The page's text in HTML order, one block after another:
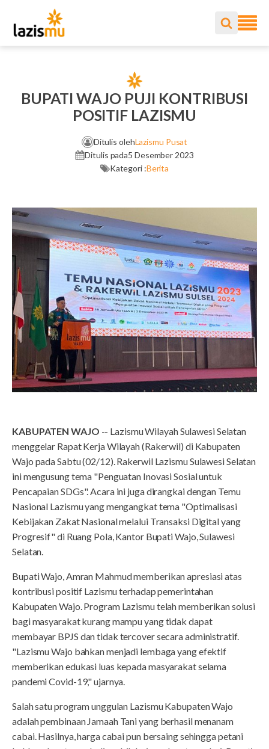
BUPATI WAJO PUJI KONTRIBUSI
POSITIF LAZISMU
Ditulis olehLazismu Pusat
Ditulis pada5 Desember 2023
Kategori :Berita
KABUPATEN WAJO -- Lazismu Wilayah Sulawesi Selatan
menggelar Rapat Kerja Wilayah (Rakerwil) di Kabupaten
Wajo pada Sabtu (02/12). Rakerwil Lazismu Sulawesi Selatan
ini mengusung tema "Penguatan Inovasi Sosial untuk
Pencapaian SDGs". Acara ini juga dirangkai dengan Temu
Nasional Lazismu yang mengangkat tema "Optimalisasi
Kebijakan Zakat Nasional melalui Transaksi Digital yang
Progresif" di Ruang Pola, Kantor Bupati Wajo, Sulawesi
Selatan.
Bupati Wajo, Amran Mahmud memberikan apresiasi atas
kontribusi positif Lazismu terhadap pemerintahan
Kabupaten Wajo. Program Lazismu telah memberikan solusi
bagi masyarakat kurang mampu yang tidak dapat
membayar BPJS dan tidak tercover secara administratif.
"Lazismu Wajo bahkan menjadi lembaga yang efektif
memberikan edukasi luas kepada masyarakat selama
pandemi Covid-19," ujarnya.
Salah satu program unggulan Lazismu Kabupaten Wajo
adalah pembinaan Jamaah Tani yang berhasil menanam
cabai. Hasilnya, harga cabai pun bersaing sehingga petani